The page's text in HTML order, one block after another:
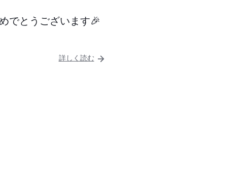
でとうございます🎉
詳しく読む